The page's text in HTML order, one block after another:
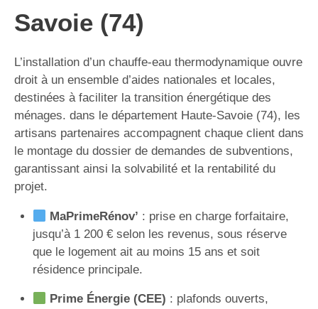
Savoie (74)
L’installation d’un chauffe-eau thermodynamique ouvre
droit à un ensemble d’aides nationales et locales,
destinées à faciliter la transition énergétique des
ménages. dans le département Haute-Savoie (74), les
artisans partenaires accompagnent chaque client dans
le montage du dossier de demandes de subventions,
garantissant ainsi la solvabilité et la rentabilité du
projet.
MaPrimeRénov’ : prise en charge forfaitaire,
jusqu’à 1 200 € selon les revenus, sous réserve
que le logement ait au moins 15 ans et soit
résidence principale.
Prime Énergie (CEE) : plafonds ouverts,